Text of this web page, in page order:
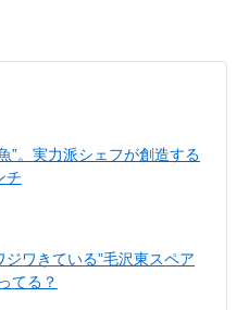
”。実力派シェフが創造する
チ
ジワきている”毛沢東スペア
てる？